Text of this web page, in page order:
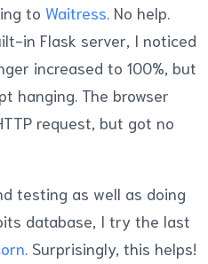
to Waitress. No help.
in Flask server, I noticed
increased to 100%, but
hanging. The browser
request, but got no
testing as well as doing
database, I try the last
. Surprisingly, this helps!